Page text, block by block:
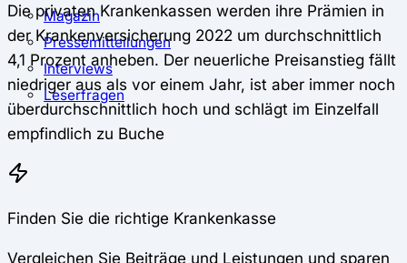
Magazin
Pressemitteilungen
Interviews
Leserfragen
Die privaten Krankenkassen werden ihre Prämien in
der Krankenversicherung 2022 um durchschnittlich
4,1 Prozent anheben. Der neuerliche Preisanstieg fällt
niedriger aus als vor einem Jahr, ist aber immer noch
überdurchschnittlich hoch und schlägt im Einzelfall
empfindlich zu Buche
Finden Sie die richtige Krankenkasse
Vergleichen Sie Beiträge und Leistungen und sparen